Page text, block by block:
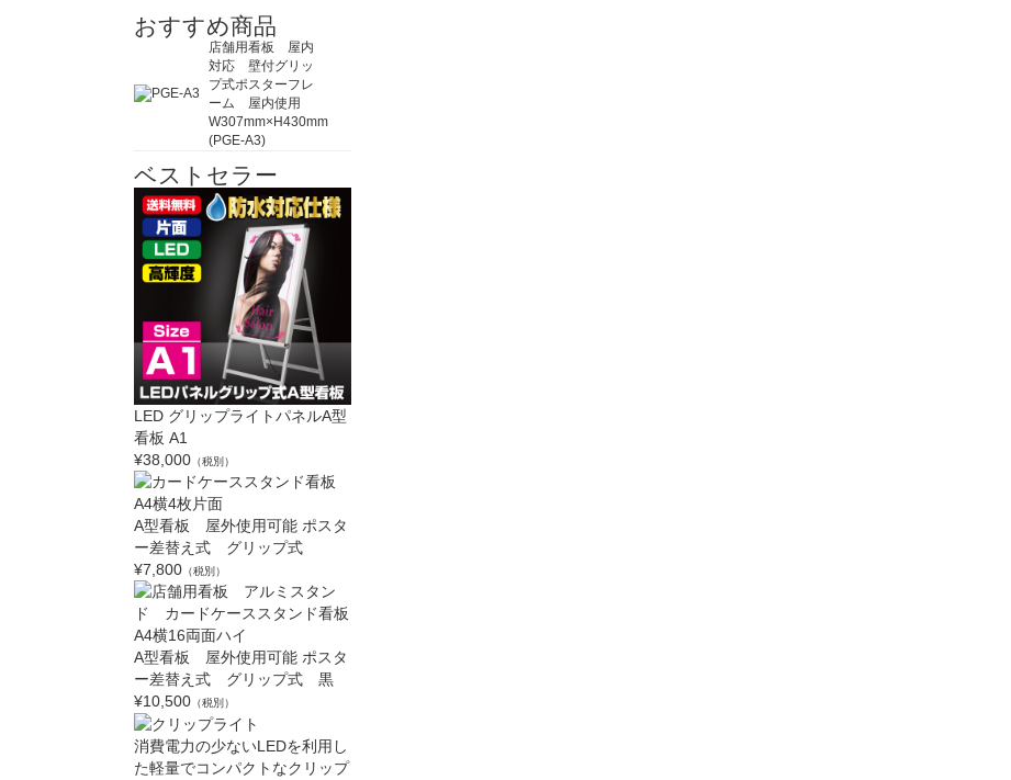
おすすめ商品
店舗用看板 屋内
対応 壁付グリッ
プ式ポスターフレ
ーム 屋内使用
W307mm×H430mm
(PGE-A3)
ベストセラー
LED グリップライトパネルA型
看板 A1
¥38,000 （税別）
A型看板 屋外使用可能 ポスタ
ー差替え式 グリップ式
¥7,800 （税別）
A型看板 屋外使用可能 ポスタ
ー差替え式 グリップ式 黒
¥10,500 （税別）
消費電力の少ないLEDを利用し
た軽量でコンパクトなクリップ